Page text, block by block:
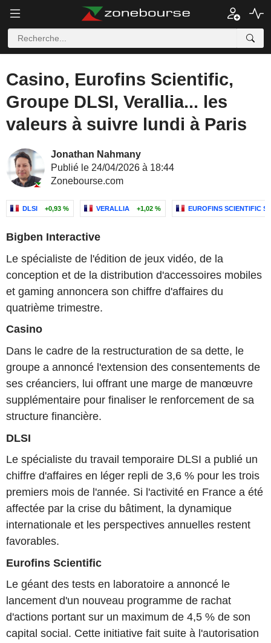
Casino, Eurofins Scientific,
Groupe DLSI, Verallia... les
valeurs à suivre lundi à Paris
Jonathan Nahmany
Publié le 24/04/2026 à 18:44
Zonebourse.com
DLSI +0,93 % VERALLIA +1,02 % EUROFINS SCIENTIFIC SE
Bigben Interactive
Le spécialiste de l'édition de jeux vidéo, de la
conception et de la distribution d'accessoires mobiles
et gaming annoncera son chiffre d'affaires du
quatrième trimestre.
Casino
Dans le cadre de la restructuration de sa dette, le
groupe a annoncé l'extension des consentements de
ses créanciers, lui offrant une marge de manœuvre
supplémentaire pour finaliser le renforcement de sa
structure financière.
DLSI
Le spécialiste du travail temporaire DLSI a publié un
chiffre d'affaires en léger repli de 3,6 % pour les trois
premiers mois de l'année. Si l'activité en France a été
affectée par la crise du bâtiment, la dynamique
internationale et les perspectives annuelles restent
favorables.
Eurofins Scientific
Le géant des tests en laboratoire a annoncé le
lancement d'un nouveau programme de rachat
d'actions portant sur un maximum de 4,5 % de son
capital social. Cette initiative fait suite à l'autorisation